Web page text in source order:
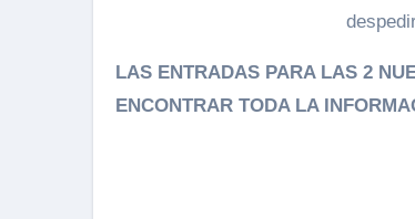
LAS ENTRADAS PARA LAS 2
ENCONTRAR TODA LA